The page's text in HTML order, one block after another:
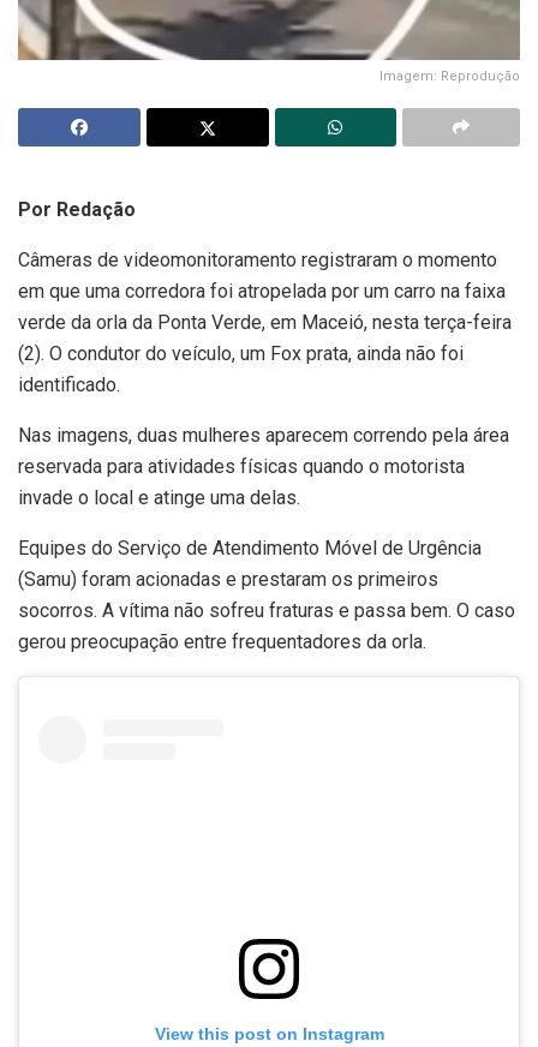
Imagem: Reprodução
Por Redação
Câmeras de videomonitoramento registraram o momento
em que uma corredora foi atropelada por um carro na faixa
verde da orla da Ponta Verde, em Maceió, nesta terça-feira
(2). O condutor do veículo, um Fox prata, ainda não foi
identificado.
Nas imagens, duas mulheres aparecem correndo pela área
reservada para atividades físicas quando o motorista
invade o local e atinge uma delas.
Equipes do Serviço de Atendimento Móvel de Urgência
(Samu) foram acionadas e prestaram os primeiros
socorros. A vítima não sofreu fraturas e passa bem. O caso
gerou preocupação entre frequentadores da orla.
View this post on Instagram